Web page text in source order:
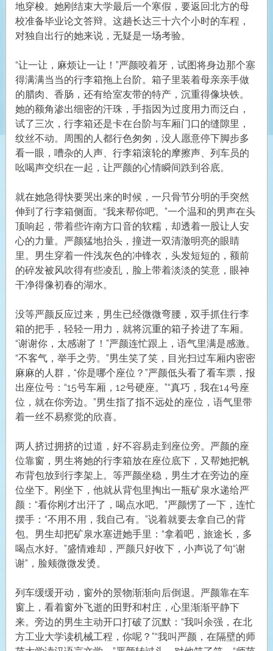
地穿梭。她刚结束大学最后一个寒假，要返回北方的母
校准备毕业论文答辩。这趟长达三十六个小时的车程，
对独自出行的她来说，无疑是一场考验。
“让一让，麻烦让一让！”严颜咬着牙，试图将身边那个塞
得满满当当的行李箱拖上台阶。箱子里装着母亲亲手做
的腊肉、香肠，还有给室友带的特产，沉重得像块铁。
她的额角渗出细密的汗珠，手指因为过度用力而泛白，
试了三次，行李箱还是卡在台阶与车厢门口的缝隙里，
纹丝不动。周围的人都行色匆匆，没人愿意停下脚步多
看一眼，嘈杂的人声、行李箱滚轮的摩擦声、列车员的
吆喝声交织在一起，让严颜的心情瞬间跌到谷底。
就在她急得快要哭出来的时候，一只骨节分明的手突然
伸到了行李箱侧面。“我来帮你吧。”一个温和的男声在头
顶响起，带着些许南方口音的软糯，却透着一股让人安
心的力量。严颜猛地抬头，撞进一双清澈明亮的眼睛
里。男生穿着一件浅灰色的冲锋衣，头发短短的，额前
的碎发被风吹得有些凌乱，脸上带着淡淡的笑意，眼神
干净得像初春的湖水。
没等严颜反应过来，男生已经微微弯腰，双手抓住行李
箱的把手，轻轻一用力，就将沉重的箱子拎进了车厢。
“谢谢你，太感谢了！”严颜连忙跟上，语气里满是感激。
“不客气，举手之劳。”男生笑了笑，目光扫过车厢内密密
麻麻的人群，“你是哪个座位？”严颜低头看了看车票，报
出座位号：“15号车厢，12号硬座。”“真巧，我在14号座
位，就在你旁边。”男生指了指不远处的座位，语气里带
着一丝不易察觉的欣喜。
两人挤过拥挤的过道，好不容易走到座位旁。严颜的座
位靠窗，男生将她的行李箱放在座位底下，又帮她把帆
布背包放到行李架上。等严颜坐稳，男生才在旁边的座
位坐下。刚坐下，他就从背包里掏出一瓶矿泉水递给严
颜：“看你刚才出汗了，喝点水吧。”严颜愣了一下，连忙
摆手：“不用不用，我自己有。”说着就要去拿自己的背
包。男生却把矿泉水塞进她手里：“拿着吧，旅途长，多
喝点水好。”盛情难却，严颜只好收下，小声说了句“谢
谢”，脸颊微微发烫。
列车缓缓开动，窗外的景物渐渐向后倒退。严颜靠在车
窗上，看着窗外飞逝的田野和村庄，心里渐渐平静下
来。旁边的男生主动开口打破了沉默：“我叫余强，在北
方工业大学读机械工程，你呢？”“我叫严颜，在隔壁的师